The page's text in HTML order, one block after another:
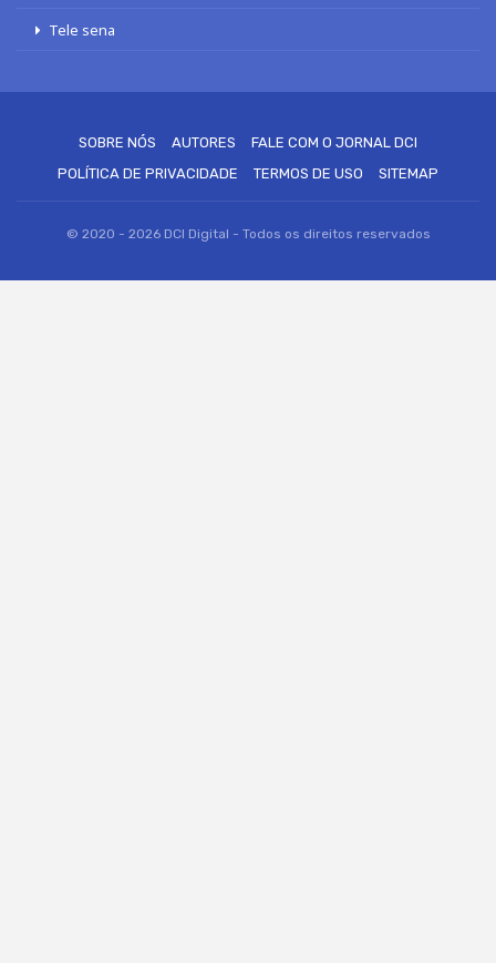
Tele sena
SOBRE NÓS AUTORES
FALE COM O JORNAL DCI
POLÍTICA DE PRIVACIDADE
TERMOS DE USO SITEMAP
© 2020 - 2026 DCI Digital - Todos os direitos reservados